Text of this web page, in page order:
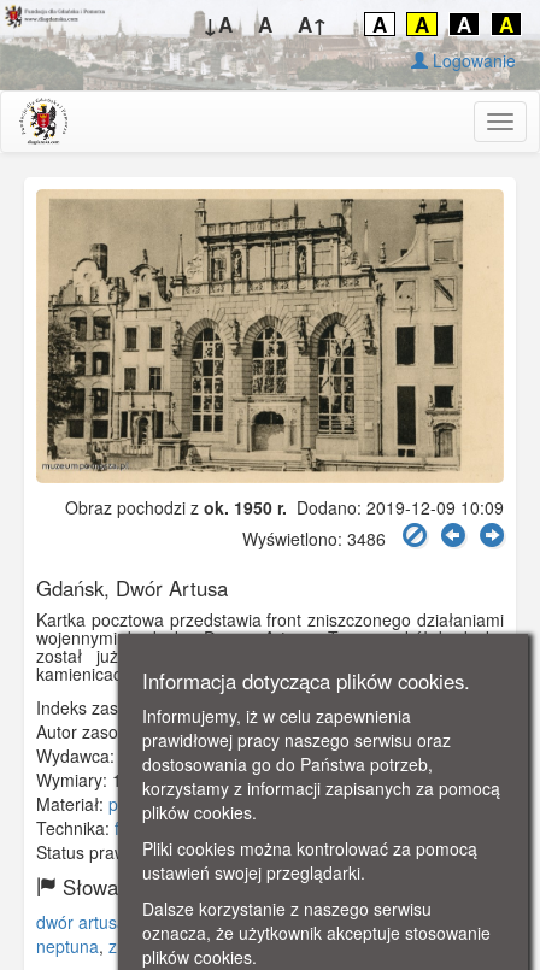
↓A A A↑ A A A A
Logowanie
Obraz pochodzi z ok. 1950 r. Dodano: 2019-12-09 10:09
Wyświetlono: 3486
Gdańsk, Dwór Artusa
Kartka pocztowa przedstawia front zniszczonego działaniami
wojennymi budynku Dworu Artusa. Teren wokół budynku
został już uporządkowany. W sąsiadujących z dworem
kamienicach brak okien. Brak też fontanny Neptuna.
Indeks zasobu:GSP02405
Autor zasobu:Fot. Edward Falkowski
Wydawca:
Książka i Wiedza
Wymiary: 140 x 90 mm
Materiał: pocztówka
Technika: fotografia czarno-biała
Status prawny:Użycie Niekomercyjne
Słowa kluczowe:
dwór artusa neptunsbrunnen,neptuna,neptun ,fontanna
neptuna, zniszczenia,
Informacja dotycząca plików cookies.
Informujemy, iż w celu zapewnienia
prawidłowej pracy naszego serwisu oraz
dostosowania go do Państwa potrzeb,
korzystamy z informacji zapisanych za pomocą
plików cookies.
Pliki cookies można kontrolować za pomocą
ustawień swojej przeglądarki.
Dalsze korzystanie z naszego serwisu
oznacza, że użytkownik akceptuje stosowanie
plików cookies.